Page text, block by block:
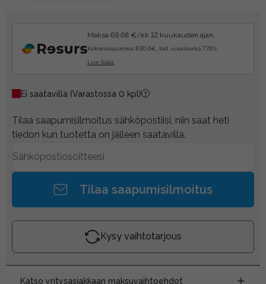
Maksa 69.68 €/kk 12 kuukauden ajan.
Kokonaissumma 830.6€, tod. vuosikorko 7.76%.
Lue lisää
Ei saatavilla (Varastossa 0 kpl)
Tilaa saapumisilmoitus sähköpostiisi, niin saat heti
tiedon kun tuotetta on jälleen saatavilla.
Tilaa saapumisilmoitus
Kysy vaihtotarjous
Katso yritysasiakkaan maksuvaihtoehdot